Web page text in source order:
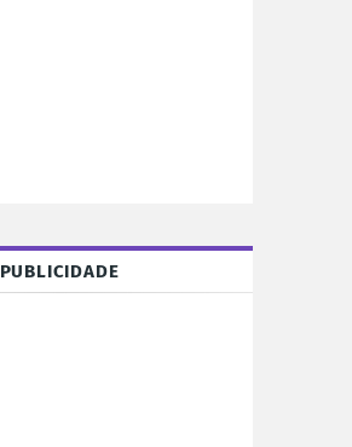
PUBLICIDADE